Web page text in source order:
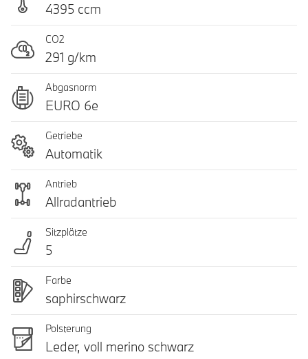
4395 ccm
CO2
291 g/km
Abgasnorm
EURO 6e
Getriebe
Automatik
Antrieb
Allradantrieb
Sitzplätze
5
Farbe
saphirschwarz
Polsterung
Leder, voll merino schwarz